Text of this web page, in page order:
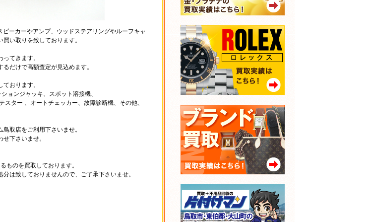
ーカーやアンプ、ウッドステアリングやルーフキャ
い取りを致しております。
てきます。
だけで高額査定が見込めます。
おります。
ョンジャッキ、スポット溶接機、
ター 、オートチェッカー、故障診断機、その他、
取店をご利用下さいませ。
下さいませ。
ものを買取しております。
は致しておりませんので、ご了承下さいませ。